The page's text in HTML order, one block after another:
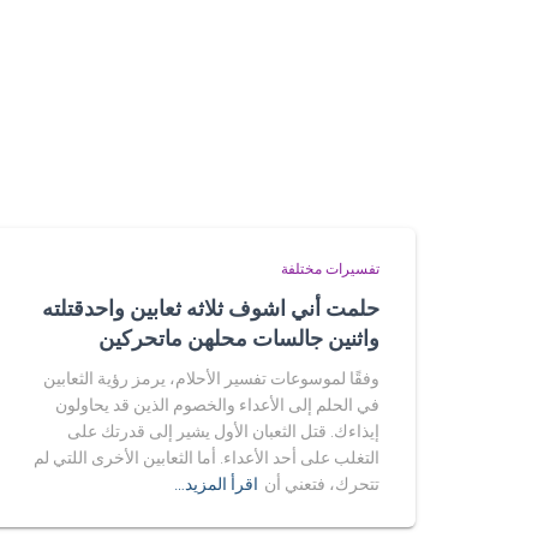
تفسيرات مختلفة
حلمت أني اشوف ثلاثه ثعابين واحدقتلته
واثنين جالسات محلهن ماتحركين
وفقًا لموسوعات تفسير الأحلام، يرمز رؤية الثعابين
في الحلم إلى الأعداء والخصوم الذين قد يحاولون
إيذاءك. قتل الثعبان الأول يشير إلى قدرتك على
التغلب على أحد الأعداء. أما الثعابين الأخرى اللتي لم
تتحرك، فتعني أن اقرأ المزيد…